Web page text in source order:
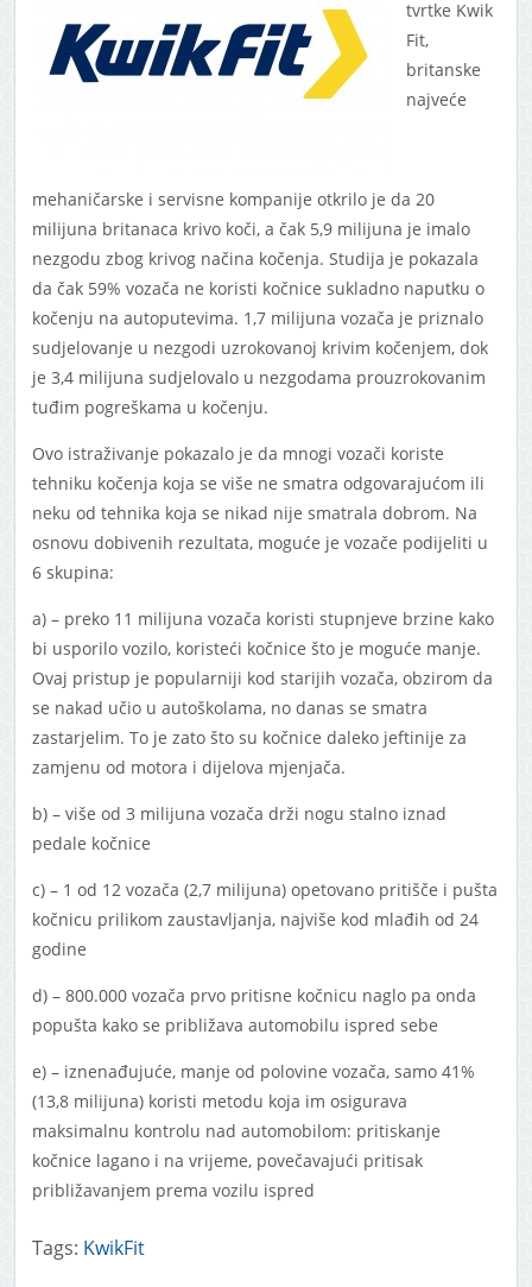
tvrtke Kwik
Fit,
britanske
najveće
mehaničarske i servisne kompanije otkrilo je da 20
milijuna britanaca krivo koči, a čak 5,9 milijuna je imalo
nezgodu zbog krivog načina kočenja. Studija je pokazala
da čak 59% vozača ne koristi kočnice sukladno naputku o
kočenju na autoputevima. 1,7 milijuna vozača je priznalo
sudjelovanje u nezgodi uzrokovanoj krivim kočenjem, dok
je 3,4 milijuna sudjelovalo u nezgodama prouzrokovanim
tuđim pogreškama u kočenju.
Ovo istraživanje pokazalo je da mnogi vozači koriste
tehniku kočenja koja se više ne smatra odgovarajućom ili
neku od tehnika koja se nikad nije smatrala dobrom. Na
osnovu dobivenih rezultata, moguće je vozače podijeliti u
6 skupina:
a) – preko 11 milijuna vozača koristi stupnjeve brzine kako
bi usporilo vozilo, koristeći kočnice što je moguće manje.
Ovaj pristup je popularniji kod starijih vozača, obzirom da
se nakad učio u autoškolama, no danas se smatra
zastarjelim. To je zato što su kočnice daleko jeftinije za
zamjenu od motora i dijelova mjenjača.
b) – više od 3 milijuna vozača drži nogu stalno iznad
pedale kočnice
c) – 1 od 12 vozača (2,7 milijuna) opetovano pritišče i pušta
kočnicu prilikom zaustavljanja, najviše kod mlađih od 24
godine
d) – 800.000 vozača prvo pritisne kočnicu naglo pa onda
popušta kako se približava automobilu ispred sebe
e) – iznenađujuće, manje od polovine vozača, samo 41%
(13,8 milijuna) koristi metodu koja im osigurava
maksimalnu kontrolu nad automobilom: pritiskanje
kočnice lagano i na vrijeme, povečavajući pritisak
približavanjem prema vozilu ispred
Tags: KwikFit